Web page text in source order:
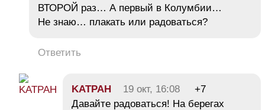
ВТОРОЙ раз… А первый в Колумбии…
Не знаю… плакать или радоваться?
Ответить
KATPAH 19 окт, 16:08
+7
Давайте радоваться! На берегах